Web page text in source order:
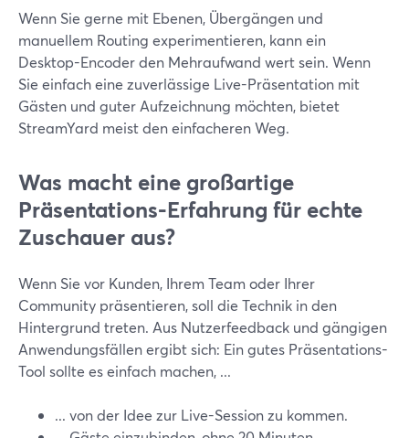
Wenn Sie gerne mit Ebenen, Übergängen und
manuellem Routing experimentieren, kann ein
Desktop-Encoder den Mehraufwand wert sein. Wenn
Sie einfach eine zuverlässige Live-Präsentation mit
Gästen und guter Aufzeichnung möchten, bietet
StreamYard meist den einfacheren Weg.
Was macht eine großartige
Präsentations-Erfahrung für echte
Zuschauer aus?
Wenn Sie vor Kunden, Ihrem Team oder Ihrer
Community präsentieren, soll die Technik in den
Hintergrund treten. Aus Nutzerfeedback und gängigen
Anwendungsfällen ergibt sich: Ein gutes Präsentations-
Tool sollte es einfach machen, ...
... von der Idee zur Live-Session zu kommen.